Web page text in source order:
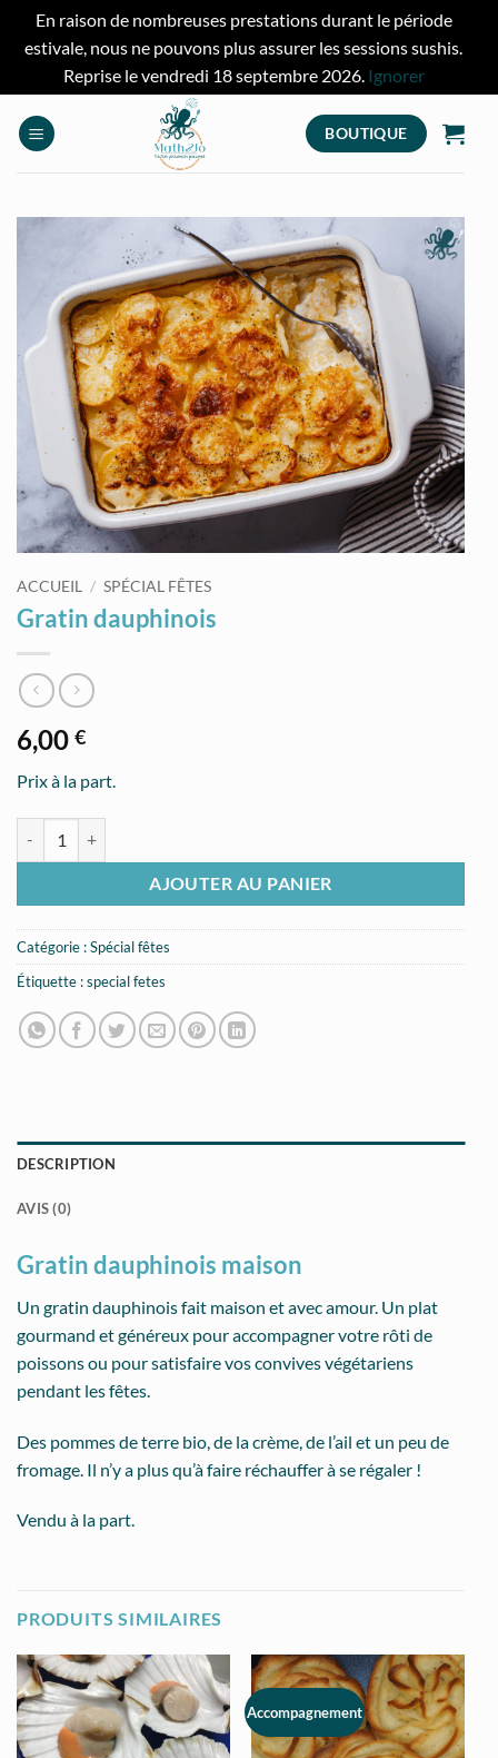
En raison de nombreuses prestations durant le période
estivale, nous ne pouvons plus assurer les sessions sushis.
Reprise le vendredi 18 septembre 2026. Ignorer
BOUTIQUE
ACCUEIL / SPÉCIAL FÊTES
Gratin dauphinois
6,00 €
Prix à la part.
AJOUTER AU PANIER
Catégorie :Spécial fêtes
Étiquette :special fetes
DESCRIPTION
AVIS (0)
Gratin dauphinois maison
Un gratin dauphinois fait maison et avec amour. Un plat
gourmand et généreux pour accompagner votre rôti de
poissons ou pour satisfaire vos convives végétariens
pendant les fêtes.
Des pommes de terre bio, de la crème, de l’ail et un peu de
fromage. Il n’y a plus qu’à faire réchauffer à se régaler !
Vendu à la part.
PRODUITS SIMILAIRES
Accompagnement
En raison de la période estivale chargée, merci de nous
téléphone pour toute commande afin que nous